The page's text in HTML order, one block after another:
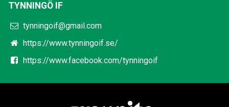
TYNNINGÖ IF
tynningoif@gmail.com
https://www.tynningoif.se/
https://www.facebook.com/tynningoif